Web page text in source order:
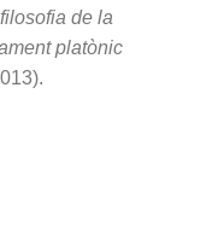
de la
platònic